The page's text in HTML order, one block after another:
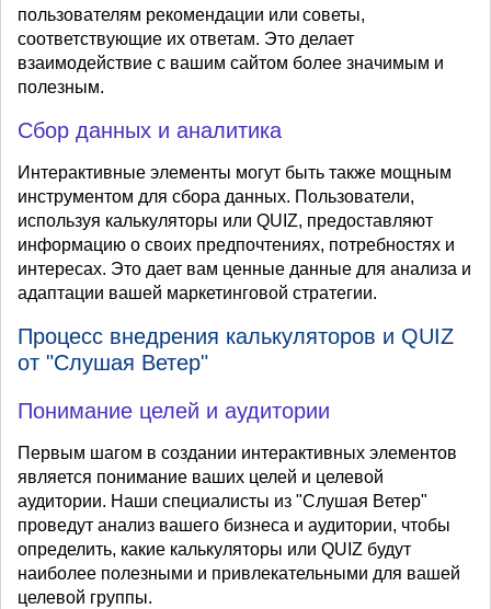
пользователям рекомендации или советы,
соответствующие их ответам. Это делает
взаимодействие с вашим сайтом более значимым и
полезным.
Сбор данных и аналитика
Интерактивные элементы могут быть также мощным
инструментом для сбора данных. Пользователи,
используя калькуляторы или QUIZ, предоставляют
информацию о своих предпочтениях, потребностях и
интересах. Это дает вам ценные данные для анализа и
адаптации вашей маркетинговой стратегии.
Процесс внедрения калькуляторов и QUIZ
от "Слушая Ветер"
Понимание целей и аудитории
Первым шагом в создании интерактивных элементов
является понимание ваших целей и целевой
аудитории. Наши специалисты из "Слушая Ветер"
проведут анализ вашего бизнеса и аудитории, чтобы
определить, какие калькуляторы или QUIZ будут
наиболее полезными и привлекательными для вашей
целевой группы.